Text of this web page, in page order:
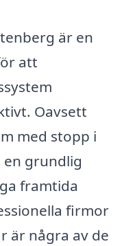
är en
att
Oavsett
med stopp i
grundlig
framtida
firmor
är några av de